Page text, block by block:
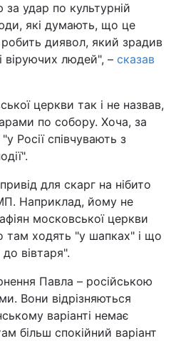
за удар по культурній
які думають, що це
диявол, який зрадив
віруючих людей", – сказав
церкви так і не назвав,
по собору. Хоча, за
Росії співчувають з
для скарг на нібито
Наприклад, йому не
московської церкви
там ходять "у шапках" і що
вівтаря".
Павла – російською
Вони відрізняються
варіанті немає
більш спокійний варіант